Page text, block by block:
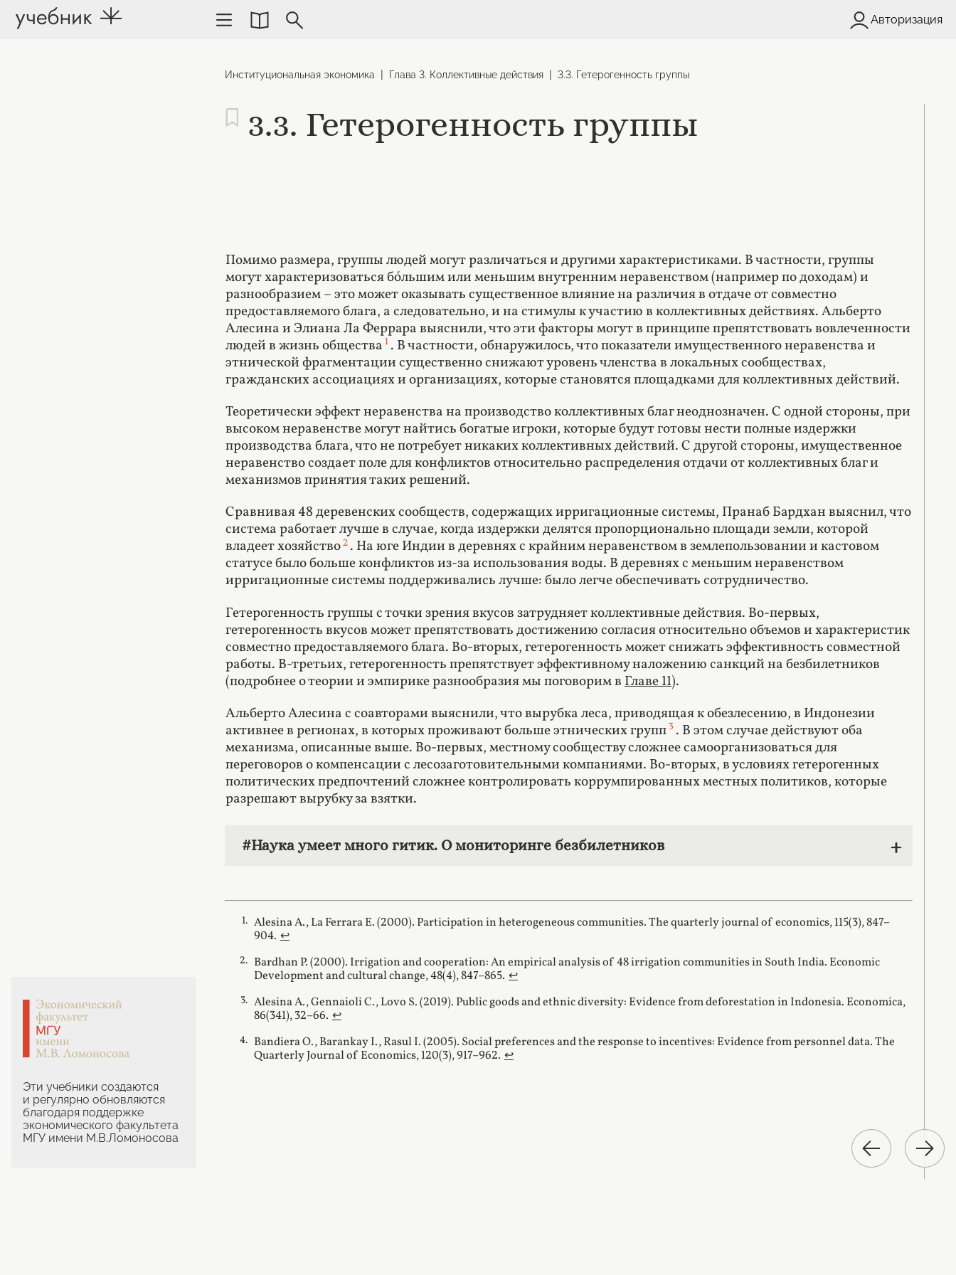
Авторизация
Эти учебники создаются
и регулярно обновляются
благодаря поддержке
экономического факультета
МГУ имени М.В.Ломоносова
Институциональная экономика | Глава 3. Коллективные действия | 3.3. Гетерогенность группы
3.3. Гетерогенность группы
Помимо размера, группы людей могут различаться и другими характеристиками. В частности, группы
могут характеризоваться бóльшим или меньшим внутренним неравенством (например по доходам) и
разнообразием – это может оказывать существенное влияние на различия в отдаче от совместно
предоставляемого блага, а следовательно, и на стимулы к участию в коллективных действиях. Альберто
Алесина и Элиана Ла Феррара выяснили, что эти факторы могут в принципе препятствовать вовлеченности
людей в жизнь общества 1 . В частности, обнаружилось, что показатели имущественного неравенства и
этнической фрагментации существенно снижают уровень членства в локальных сообществах,
гражданских ассоциациях и организациях, которые становятся площадками для коллективных действий.
Теоретически эффект неравенства на производство коллективных благ неоднозначен. С одной стороны, при
высоком неравенстве могут найтись богатые игроки, которые будут готовы нести полные издержки
производства блага, что не потребует никаких коллективных действий. С другой стороны, имущественное
неравенство создает поле для конфликтов относительно распределения отдачи от коллективных благ и
механизмов принятия таких решений.
Сравнивая 48 деревенских сообществ, содержащих ирригационные системы, Пранаб Бардхан выяснил, что
система работает лучше в случае, когда издержки делятся пропорционально площади земли, которой
владеет хозяйство2 . На юге Индии в деревнях с крайним неравенством в землепользовании и кастовом
статусе было больше конфликтов из-за использования воды. В деревнях с меньшим неравенством
ирригационные системы поддерживались лучше: было легче обеспечивать сотрудничество.
Гетерогенность группы с точки зрения вкусов затрудняет коллективные действия. Во-первых,
гетерогенность вкусов может препятствовать достижению согласия относительно объемов и характеристик
совместно предоставляемого блага. Во-вторых, гетерогенность может снижать эффективность совместной
работы. В-третьих, гетерогенность препятствует эффективному наложению санкций на безбилетников
(подробнее о теории и эмпирике разнообразия мы поговорим вГлаве 11).
Альберто Алесина с соавторами выяснили, что вырубка леса, приводящая к обезлесению, в Индонезии
активнее в регионах, в которых проживают больше этнических групп3 . В этом случае действуют оба
механизма, описанные выше. Во-первых, местному сообществу сложнее самоорганизоваться для
переговоров о компенсации с лесозаготовительными компаниями. Во-вторых, в условиях гетерогенных
политических предпочтений сложнее контролировать коррумпированных местных политиков, которые
разрешают вырубку за взятки.
#Наука умеет много гитик. О мониторинге безбилетников
Alesina A., La Ferrara E. (2000). Participation in heterogeneous communities. The quarterly journal of economics, 115(3), 847–
904. ↩︎
Bardhan P. (2000). Irrigation and cooperation: An empirical analysis of 48 irrigation communities in South India. Economic
Development and cultural change, 48(4), 847–865. ↩︎
Alesina A., Gennaioli C., Lovo S. (2019). Public goods and ethnic diversity: Evidence from deforestation in Indonesia. Economica,
86(341), 32–66. ↩︎
Bandiera O., Barankay I., Rasul I. (2005). Social preferences and the response to incentives: Evidence from personnel data. The
Quarterly Journal of Economics, 120(3), 917–962. ↩︎